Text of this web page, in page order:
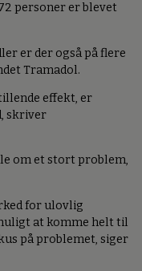
personer er blevet
er der også på flere
Tramadol.
effekt, er
skriver
om et stort problem,
for ulovlig
at komme helt til
på problemet, siger